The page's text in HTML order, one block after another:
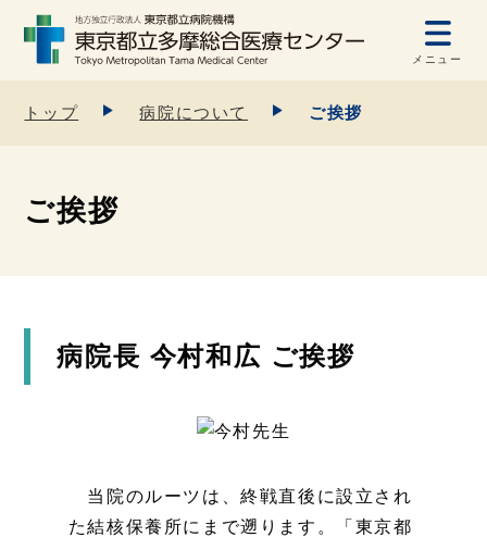
メニュー
トップ 病院について ご挨拶
ご挨拶
病院長 今村和広 ご挨拶
当院のルーツは、終戦直後に設立され
た結核保養所にまで遡ります。「東京都